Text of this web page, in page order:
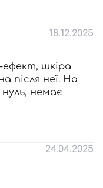
18.12.2025
ефект, шкіра
після неї. На
немає
24.04.2025